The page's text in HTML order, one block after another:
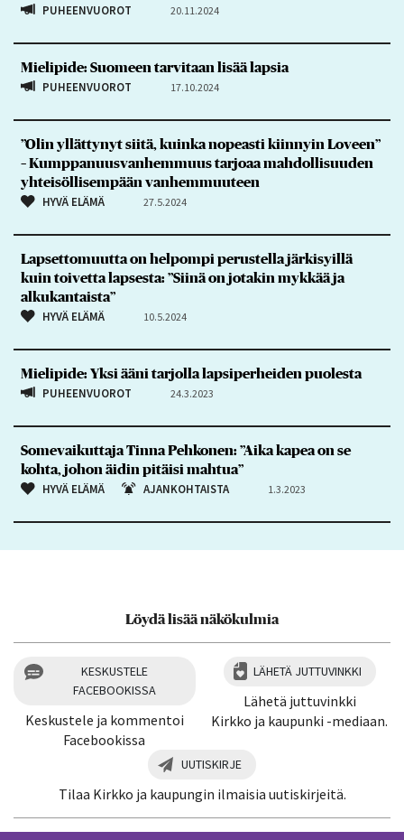
PUHEENVUOROT 20.11.2024
Mielipide: Suomeen tarvitaan lisää lapsia
PUHEENVUOROT 17.10.2024
”Olin yllättynyt siitä, kuinka nopeasti kiinnyin Loveen”
– Kumppanuusvanhemmuus tarjoaa mahdollisuuden
yhteisöllisempään vanhemmuuteen
HYVÄ ELÄMÄ 27.5.2024
Lapsettomuutta on helpompi perustella järkisyillä
kuin toivetta lapsesta: ”Siinä on jotakin mykkää ja
alkukantaista”
HYVÄ ELÄMÄ 10.5.2024
Mielipide: Yksi ääni tarjolla lapsiperheiden puolesta
PUHEENVUOROT 24.3.2023
Somevaikuttaja Tinna Pehkonen: ”Aika kapea on se
kohta, johon äidin pitäisi mahtua”
HYVÄ ELÄMÄ AJANKOHTAISTA 1.3.2023
Löydä lisää näkökulmia
KESKUSTELE
FACEBOOKISSA
Keskustele ja kommentoi
Facebookissa
LÄHETÄ JUTTUVINKKI
Lähetä juttuvinkki
Kirkko ja kaupunki -mediaan.
UUTISKIRJE
Tilaa Kirkko ja kaupungin ilmaisia uutiskirjeitä.